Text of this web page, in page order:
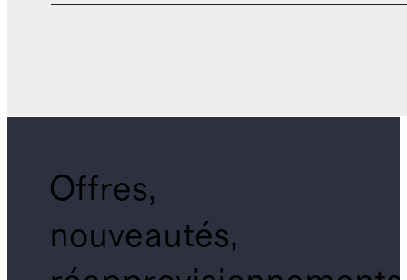
Offres,
nouveautés,